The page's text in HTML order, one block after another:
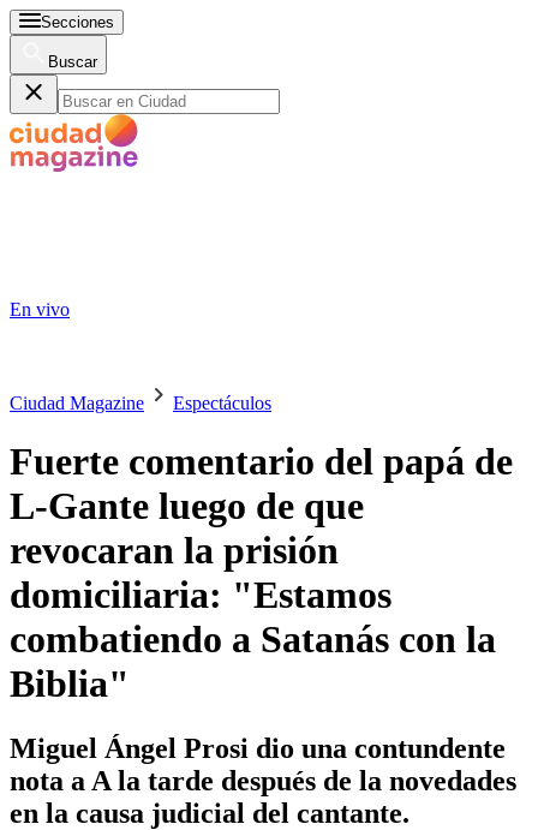
Secciones
Buscar
En vivo
Ciudad Magazine Espectáculos
Fuerte comentario del papá de
L-Gante luego de que
revocaran la prisión
domiciliaria: "Estamos
combatiendo a Satanás con la
Biblia"
Miguel Ángel Prosi dio una contundente
nota a A la tarde después de la novedades
en la causa judicial del cantante.